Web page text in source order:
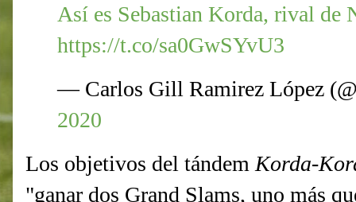
Así es Sebastian Korda, rival de
https://t.co/sa0GwSYvU3
— Carlos Gill Ramirez López
2020
Los objetivos del tándemKorda-
"ganar dos Grand Slams, uno más